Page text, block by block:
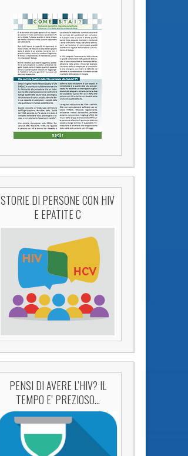
STORIE DI PERSONE CON HIV
E EPATITE C
PENSI DI AVERE L’HIV? IL
TEMPO E’ PREZIOSO…